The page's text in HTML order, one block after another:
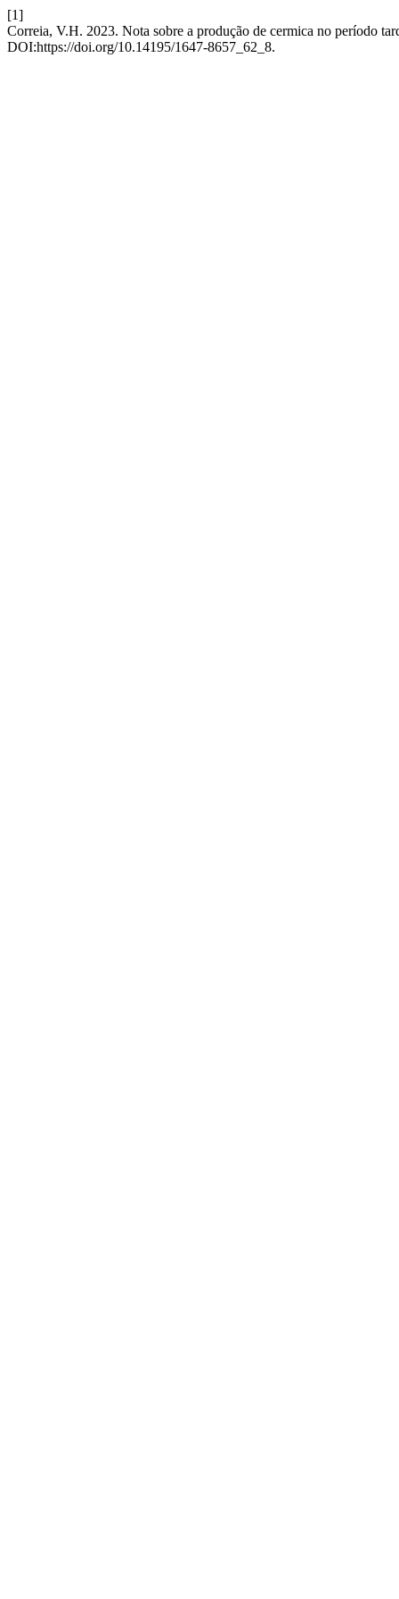
[1]
Correia, V.H. 2023. Nota sobre a produção de cermica no período
DOI:https://doi.org/10.14195/1647-8657_62_8.